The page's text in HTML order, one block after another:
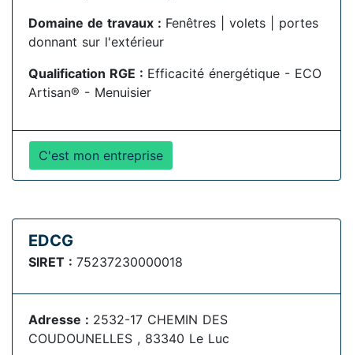
Domaine de travaux : Fenêtres | volets | portes
donnant sur l'extérieur
Qualification RGE : Efficacité énergétique - ECO
Artisan® - Menuisier
C'est mon entreprise
EDCG
SIRET : 75237230000018
Adresse : 2532-17 CHEMIN DES
COUDOUNELLES , 83340 Le Luc